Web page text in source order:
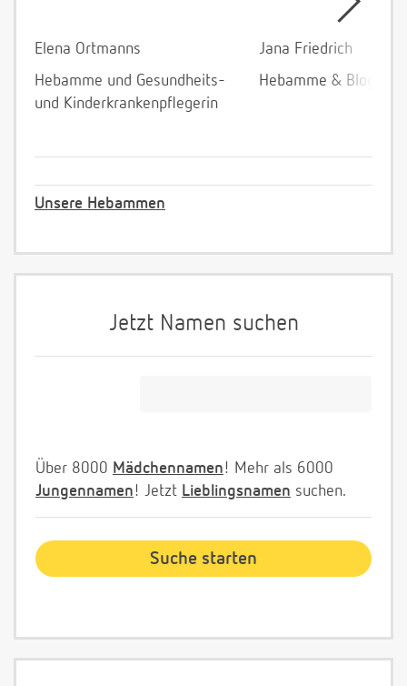
Elena Ortmanns
Hebamme und Gesundheits-
und Kinderkrankenpflegerin
Jana Friedrich
Hebamme &
Unsere Hebammen
Jetzt Namen suchen
Über 8000 Mädchennamen! Mehr als 6000
Jungennamen! Jetzt Lieblingsnamen suchen.